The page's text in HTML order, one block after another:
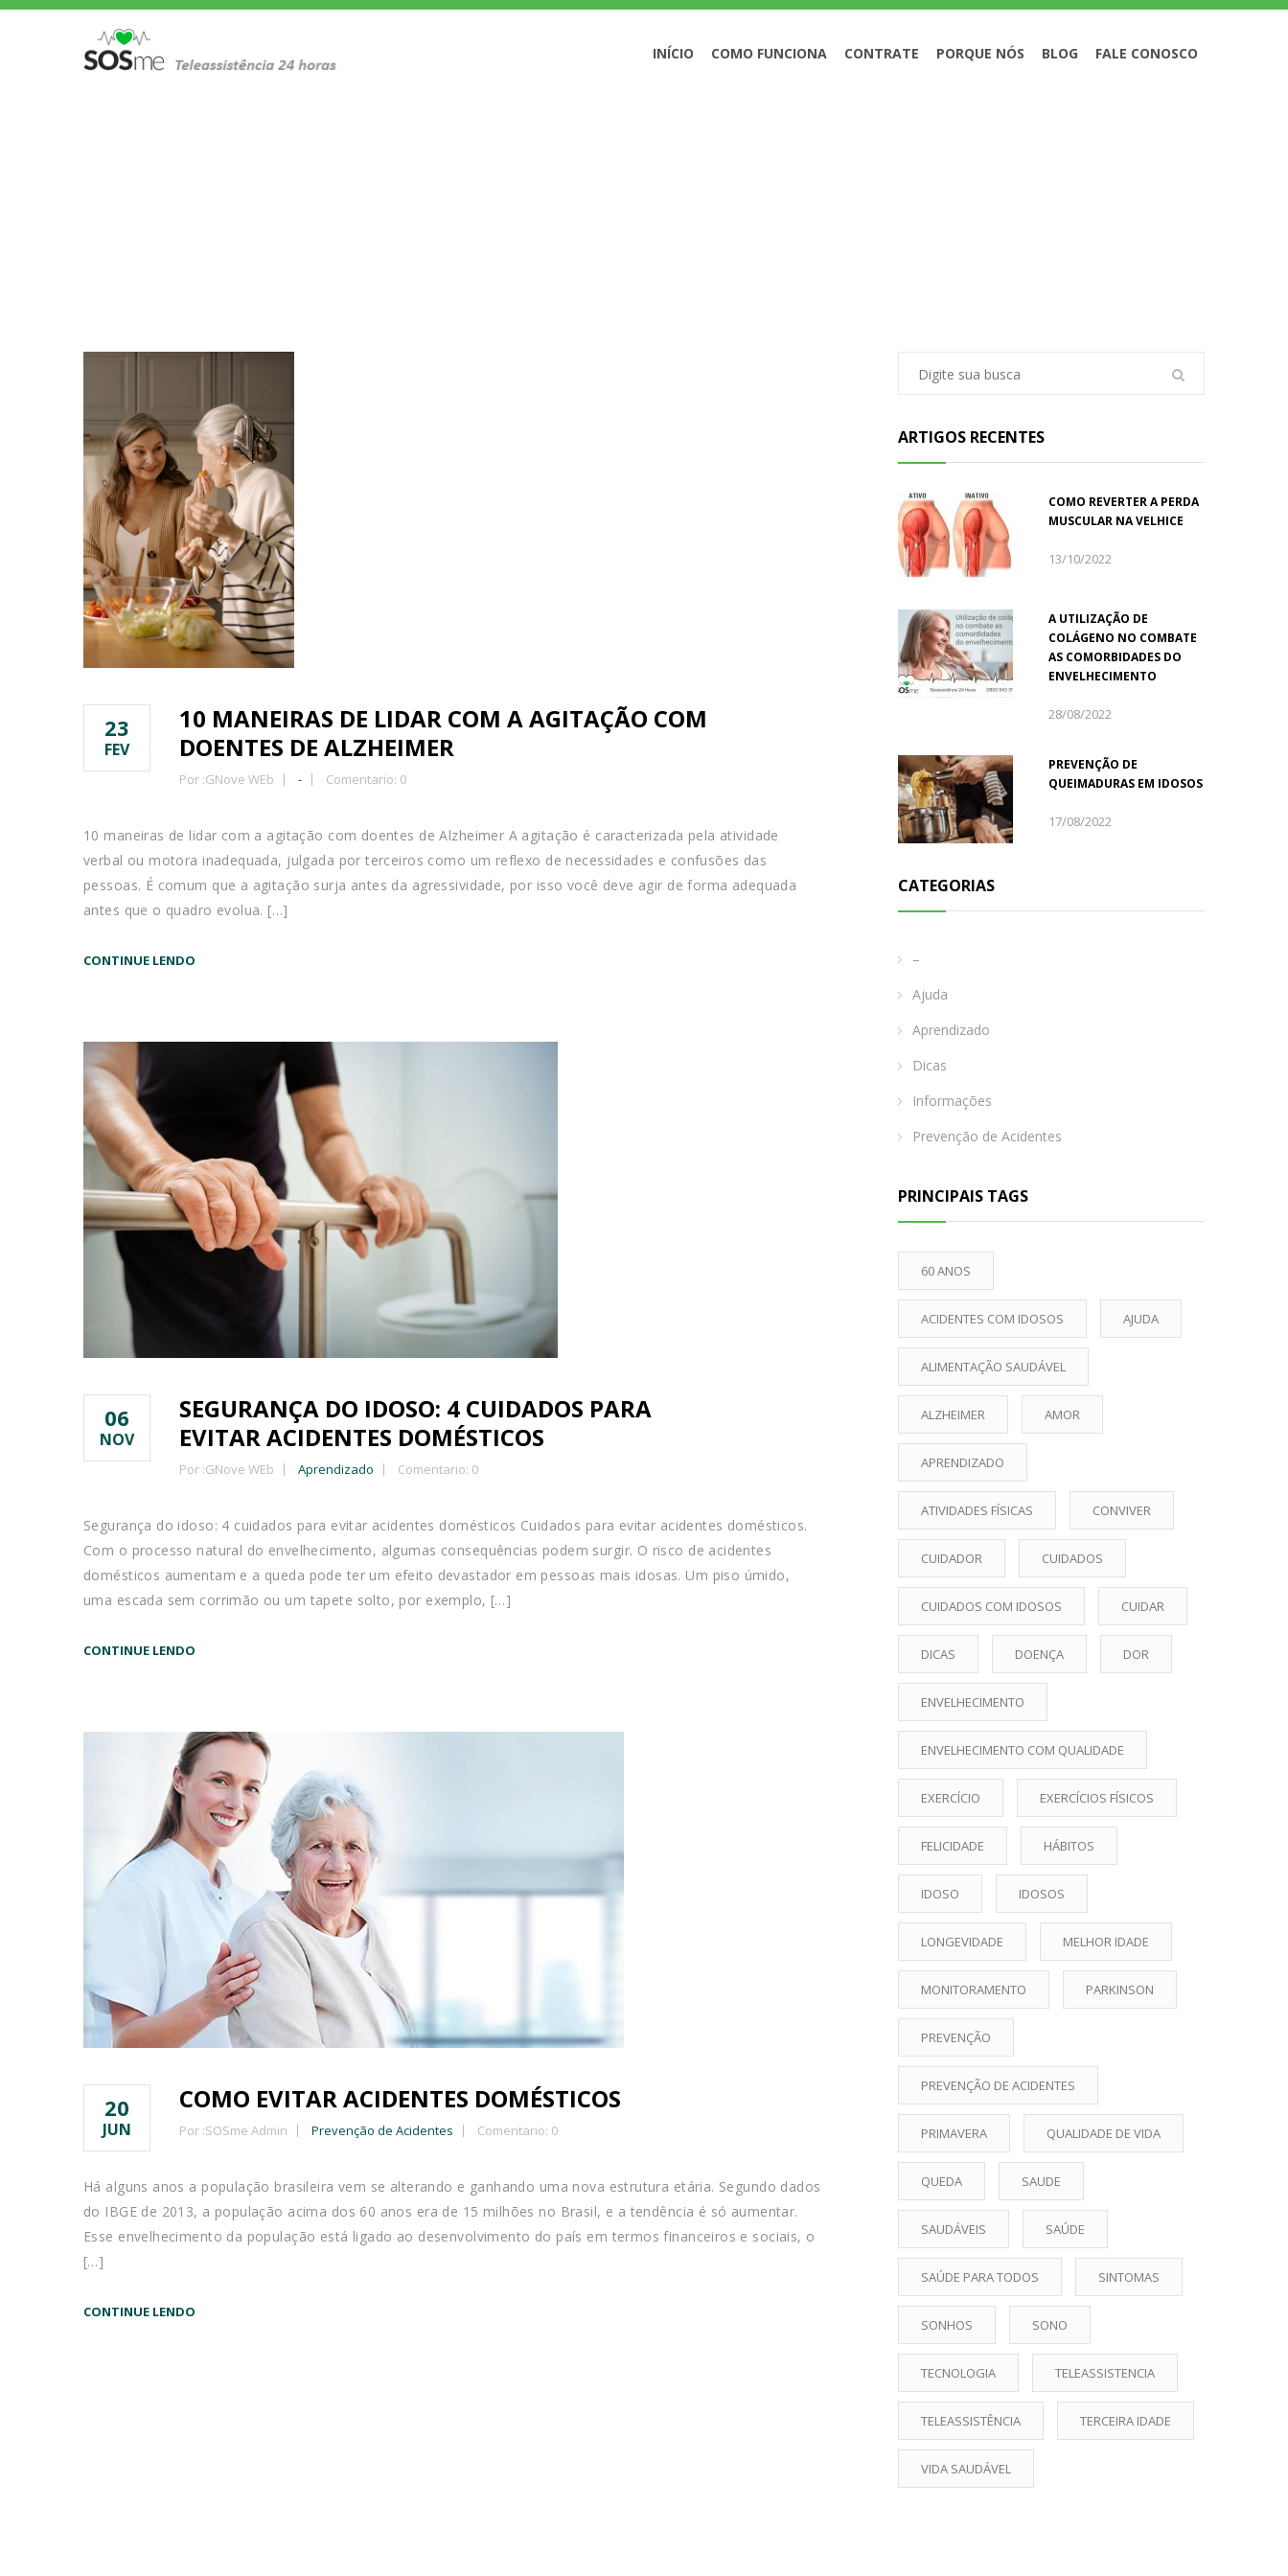
INÍCIO COMO FUNCIONA CONTRATE PORQUE NÓS BLOG FALE CONOSCO
23
FEV
10 MANEIRAS DE LIDAR COM A AGITAÇÃO COM
DOENTES DE ALZHEIMER
Por :GNove WEb - Comentario: 0
10 maneiras de lidar com a agitação com doentes de Alzheimer A agitação é caracterizada pela atividade
verbal ou motora inadequada, julgada por terceiros como um reflexo de necessidades e confusões das
pessoas. É comum que a agitação surja antes da agressividade, por isso você deve agir de forma adequada
antes que o quadro evolua. […]
CONTINUE LENDO
06
NOV
SEGURANÇA DO IDOSO: 4 CUIDADOS PARA
EVITAR ACIDENTES DOMÉSTICOS
Por :GNove WEb Aprendizado Comentario: 0
Segurança do idoso: 4 cuidados para evitar acidentes domésticos Cuidados para evitar acidentes domésticos.
Com o processo natural do envelhecimento, algumas consequências podem surgir. O risco de acidentes
domésticos aumentam e a queda pode ter um efeito devastador em pessoas mais idosas. Um piso úmido,
uma escada sem corrimão ou um tapete solto, por exemplo, […]
CONTINUE LENDO
20
JUN
COMO EVITAR ACIDENTES DOMÉSTICOS
Por :SOSme Admin Prevenção de Acidentes Comentario: 0
Há alguns anos a população brasileira vem se alterando e ganhando uma nova estrutura etária. Segundo dados
do IBGE de 2013, a população acima dos 60 anos era de 15 milhões no Brasil, e a tendência é só aumentar.
Esse envelhecimento da população está ligado ao desenvolvimento do país em termos financeiros e sociais, o
[…]
CONTINUE LENDO
ARTIGOS RECENTES
COMO REVERTER A PERDA
MUSCULAR NA VELHICE
13/10/2022
A UTILIZAÇÃO DE
COLÁGENO NO COMBATE
AS COMORBIDADES DO
ENVELHECIMENTO
28/08/2022
PREVENÇÃO DE
QUEIMADURAS EM IDOSOS
17/08/2022
CATEGORIAS
–
Ajuda
Aprendizado
Dicas
Informações
Prevenção de Acidentes
PRINCIPAIS TAGS
60 ANOS
ACIDENTES COM IDOSOS AJUDA
ALIMENTAÇÃO SAUDÁVEL
ALZHEIMER AMOR
APRENDIZADO
ATIVIDADES FÍSICAS CONVIVER
CUIDADOR CUIDADOS
CUIDADOS COM IDOSOS CUIDAR
DICAS DOENÇA DOR
ENVELHECIMENTO
ENVELHECIMENTO COM QUALIDADE
EXERCÍCIO EXERCÍCIOS FÍSICOS
FELICIDADE HÁBITOS
IDOSO IDOSOS
LONGEVIDADE MELHOR IDADE
MONITORAMENTO PARKINSON
PREVENÇÃO
PREVENÇÃO DE ACIDENTES
PRIMAVERA QUALIDADE DE VIDA
QUEDA SAUDE
SAUDÁVEIS SAÚDE
SAÚDE PARA TODOS SINTOMAS
SONHOS SONO
TECNOLOGIA TELEASSISTENCIA
TELEASSISTÊNCIA TERCEIRA IDADE
VIDA SAUDÁVEL